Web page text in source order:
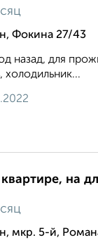
Фокина 27/43
назад, для
холодильник...
на
мкр. 5-й,